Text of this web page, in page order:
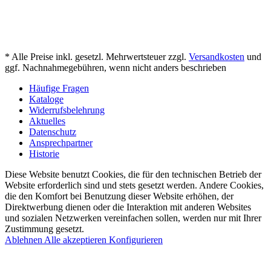
* Alle Preise inkl. gesetzl. Mehrwertsteuer zzgl. Versandkosten und
ggf. Nachnahmegebühren, wenn nicht anders beschrieben
Häufige Fragen
Kataloge
Widerrufsbelehrung
Aktuelles
Datenschutz
Ansprechpartner
Historie
Diese Website benutzt Cookies, die für den technischen Betrieb der
Website erforderlich sind und stets gesetzt werden. Andere Cookies,
die den Komfort bei Benutzung dieser Website erhöhen, der
Direktwerbung dienen oder die Interaktion mit anderen Websites
und sozialen Netzwerken vereinfachen sollen, werden nur mit Ihrer
Zustimmung gesetzt.
Ablehnen Alle akzeptieren Konfigurieren